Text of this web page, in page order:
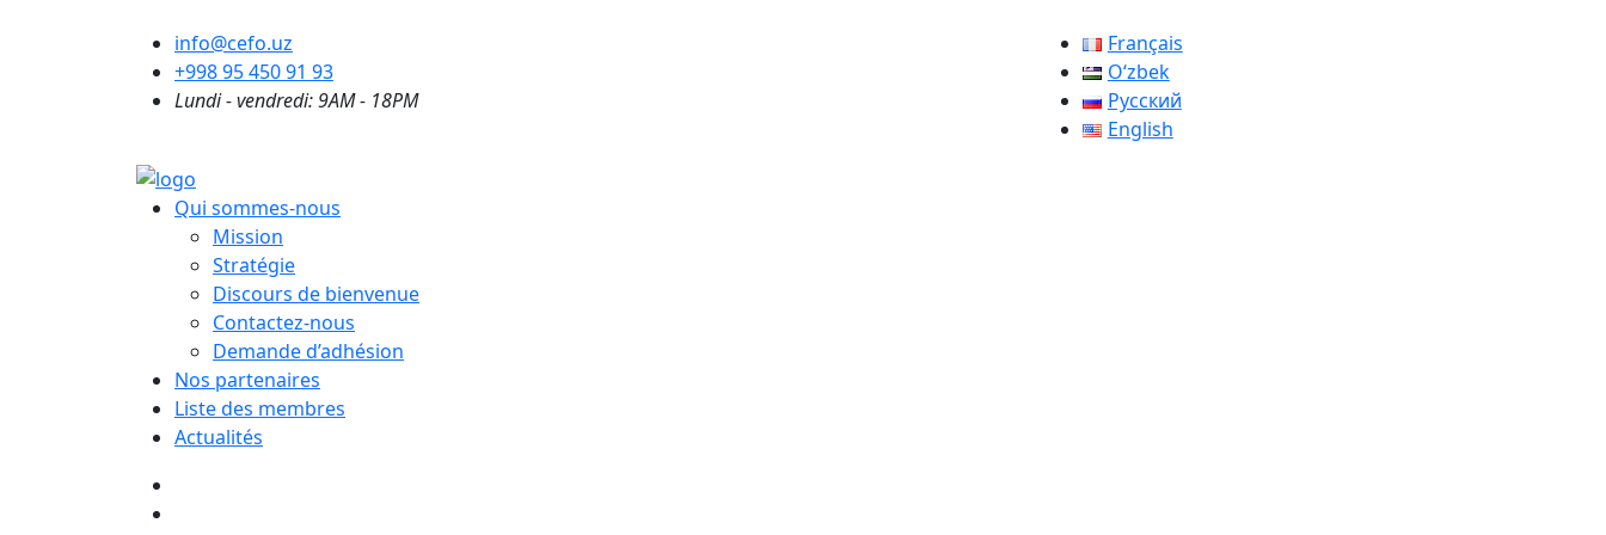
info@cefo.uz
+998 95 450 91 93
Lundi - vendredi: 9AM - 18PM
Français
Oʻzbek
Русский
English
Qui sommes-nous
Mission
Stratégie
Discours de bienvenue
Contactez-nous
Demande d’adhésion
Nos partenaires
Liste des membres
Actualités